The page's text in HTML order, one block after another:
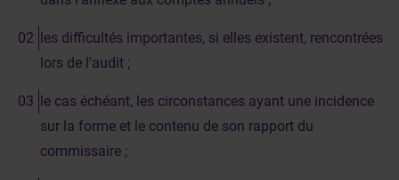
les difficultés importantes, si elles existent, rencontrées
lors de l'audit ;
le cas échéant, les circonstances ayant une incidence
sur la forme et le contenu de son rapport du
commissaire ;